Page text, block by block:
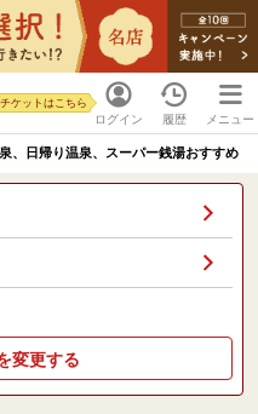
ログイン
ケットはこちら
履歴 メニュー
、日帰り温泉、スーパー銭湯おすすめ
変更する